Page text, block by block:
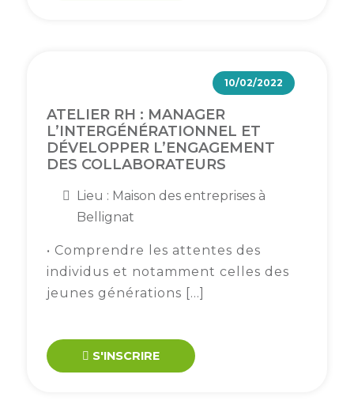
10/02/2022
ATELIER RH : MANAGER
L’INTERGÉNÉRATIONNEL ET
DÉVELOPPER L’ENGAGEMENT
DES COLLABORATEURS
Lieu : Maison des entreprises à
Bellignat
• Comprendre les attentes des
individus et notamment celles des
jeunes générations […]
S'INSCRIRE